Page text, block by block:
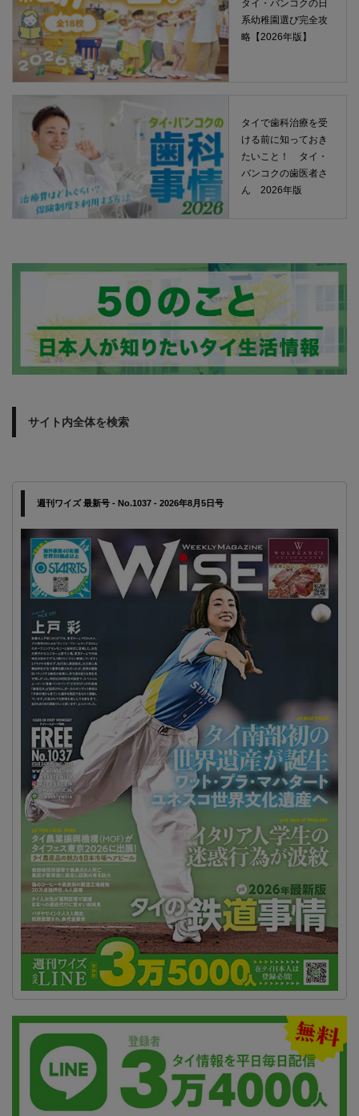
タイ・バンコクの日
系幼稚園選び完全攻
略【2026年版】
タイで歯科治療を受
ける前に知っておき
たいこと！ タイ・
バンコクの歯医者さ
ん 2026年版
サイト内全体を検索
週刊ワイズ 最新号 - No.1037 - 2026年8月5日号